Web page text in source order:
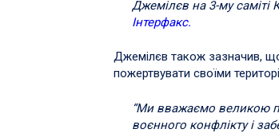
Джемілєв на 3-му саміті
Інтерфакс.
Джемілєв також зазначив, що
пожертвувати своїми
“Ми вважаємо великою
воєнного конфлікту і